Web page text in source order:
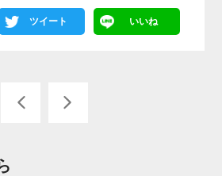
ツイート いいね